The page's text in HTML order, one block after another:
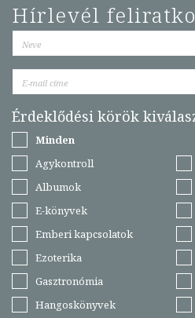
Hírlevél
Érdeklődési körök
Minden
Agykontroll
Albumok
E-könyvek
Emberi kapcsolatok
Ezoterika
Gasztronómia
Hangoskönyvek